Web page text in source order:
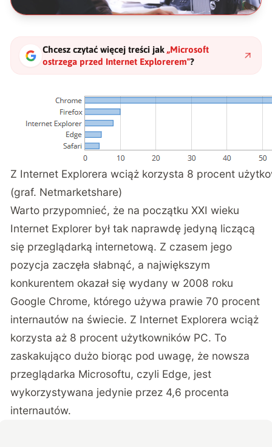
Chcesz czytać więcej treści jak „Microsoft
ostrzega przed Internet Explorerem"?
Z Internet Explorera wciąż korzysta 8 procent
(graf. Netmarketshare)
Warto przypomnieć, że na początku XXI wieku
Internet Explorer był tak naprawdę jedyną liczącą
się przeglądarką internetową. Z czasem jego
pozycja zaczęła słabnąć, a największym
konkurentem okazał się wydany w 2008 roku
Google Chrome, którego używa prawie 70 procent
internautów na świecie. Z Internet Explorera wciąż
korzysta aż 8 procent użytkowników PC. To
zaskakująco dużo biorąc pod uwagę, że nowsza
przeglądarka Microsoftu, czyli Edge, jest
wykorzystywana jedynie przez 4,6 procenta
internautów.